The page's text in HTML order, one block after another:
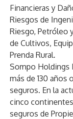
Financieras y
Riesgos de
Riesgo, Petróleo
de Cultivos,
Prenda Rural.
Sompo Holdings
más de 130 años
seguros. En la
cinco
seguros de